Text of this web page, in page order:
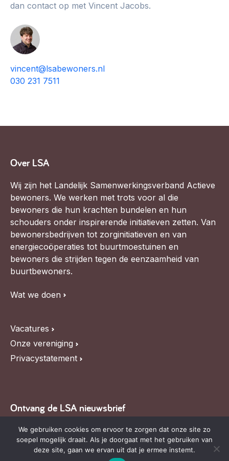
dan contact op met Vincent Jacobs.
vincent@lsabewoners.nl
030 231 7511
Over LSA
Wij zijn het Landelijk Samenwerkingsverband Actieve
bewoners. We werken met trots voor al die
bewoners die hun krachten bundelen en hun
schouders onder inspirerende initiatieven zetten. Van
bewonersbedrijven tot zorginitiatieven en van
energiecoöperaties tot buurtmoestuinen en
bewoners die strijden tegen de eenzaamheid van
buurtbewoners.
Wat we doen
Vacatures
Onze vereniging
Privacystatement
Ontvang de LSA nieuwsbrief
Blijf op de hoogte van LSA nieuws, de agenda en
relevante ontwikkelingen,schrijf je in voor onze
nieuwsbrief.
We gebruiken cookies om ervoor te zorgen dat onze site zo
soepel mogelijk draait. Als je doorgaat met het gebruiken van
deze site, gaan we ervan uit dat je ermee instemt.